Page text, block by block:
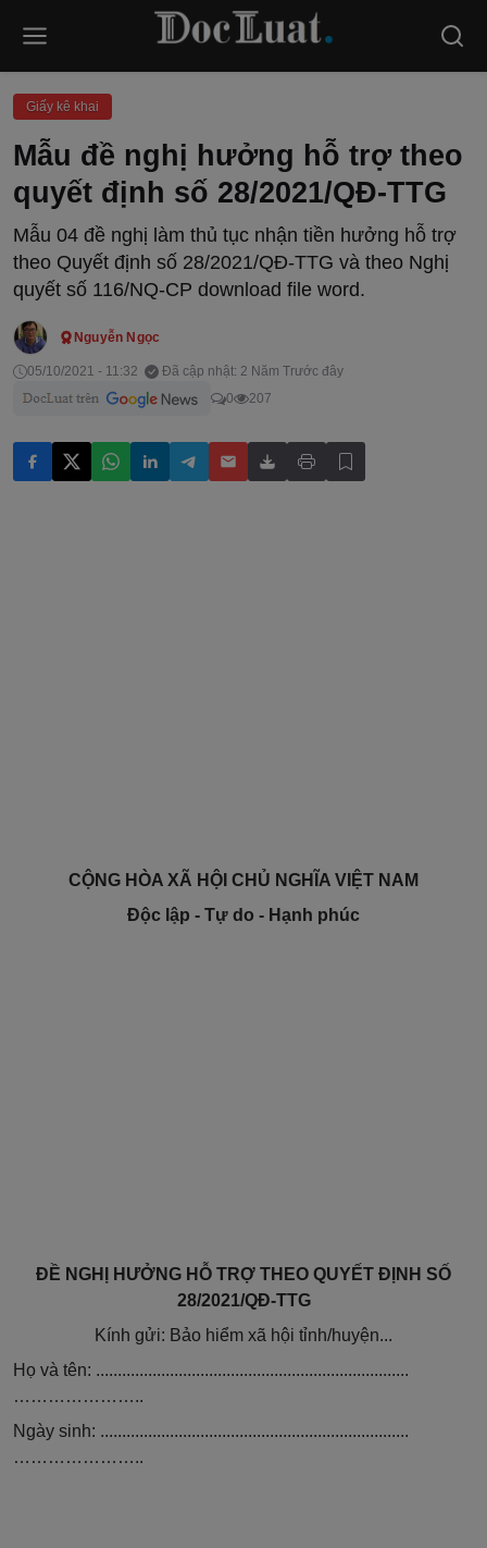
Giấy kê khai
Mẫu đề nghị hưởng hỗ trợ theo
quyết định số 28/2021/QĐ-TTG
Mẫu 04 đề nghị làm thủ tục nhận tiền hưởng hỗ trợ
theo Quyết định số 28/2021/QĐ-TTG và theo Nghị
quyết số 116/NQ-CP download file word.
Nguyễn Ngọc
05/10/2021 - 11:32
Đã cập nhật: 2 Năm Trước đây
0
207
CỘNG HÒA XÃ HỘI CHỦ NGHĨA VIỆT NAM
Độc lập - Tự do - Hạnh phúc
ĐỀ NGHỊ HƯỞNG HỖ TRỢ THEO QUYẾT ĐỊNH SỐ
28/2021/QĐ-TTG
Kính gửi: Bảo hiểm xã hội tỉnh/huyện...
Họ và tên: ........................................................................
…………………..
Ngày sinh: .......................................................................
…………………..